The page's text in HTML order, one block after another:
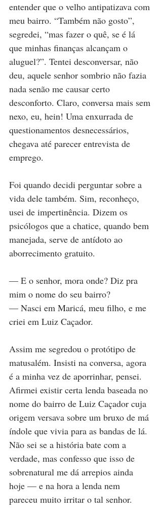
entender que o velho antipatizava com
meu bairro. “Também não gosto”,
segredei, “mas fazer o quê, se é lá
que minhas finanças alcançam o
aluguel?”. Tentei desconversar, não
deu, aquele senhor sombrio não fazia
nada senão me causar certo
desconforto. Claro, conversa mais sem
nexo, eu, hein! Uma enxurrada de
questionamentos desnecessários,
chegava até parecer entrevista de
emprego.
Foi quando decidi perguntar sobre a
vida dele também. Sim, reconheço,
usei de impertinência. Dizem os
psicólogos que a chatice, quando bem
manejada, serve de antídoto ao
aborrecimento gratuito.
— E o senhor, mora onde? Diz pra
mim o nome do seu bairro?
— Nasci em Maricá, meu filho, e me
criei em Luiz Caçador.
Assim me segredou o protótipo de
matusalém. Insisti na conversa, agora
é a minha vez de aporrinhar, pensei.
Afirmei existir certa lenda baseada no
nome do bairro de Luiz Caçador cuja
origem versava sobre um bruxo de má
índole que vivia para as bandas de lá.
Não sei se a história bate com a
verdade, mas confesso que isso de
sobrenatural me dá arrepios ainda
hoje — e na hora a lenda nem
pareceu muito irritar o tal senhor.